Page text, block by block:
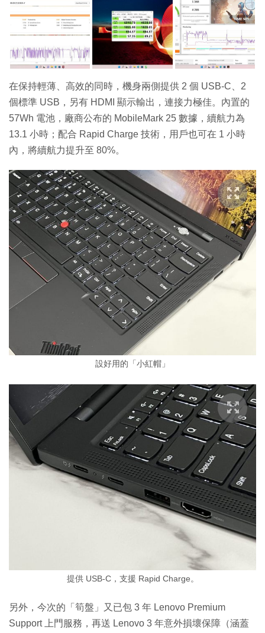
在保持輕薄、高效的同時，機身兩側提供 2 個 USB-C、2
個標準 USB，另有 HDMI 顯示輸出，連接力極佳。內置的
57Wh 電池，廠商公布的 MobileMark 25 數據，續航力為
13.1 小時；配合 Rapid Charge 技術，用戶也可在 1 小時
內，將續航力提升至 80%。
設好用的「小紅帽」
提供 USB-C，支援 Rapid Charge。
另外，今次的「筍盤」又已包 3 年 Lenovo Premium
Support 上門服務，再送 Lenovo 3 年意外損壞保障（涵蓋